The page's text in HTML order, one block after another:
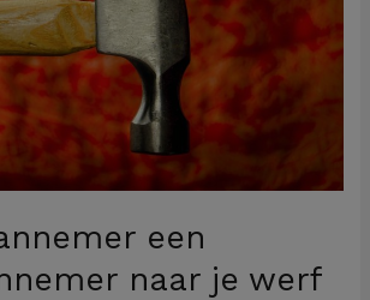
een
naar je werf